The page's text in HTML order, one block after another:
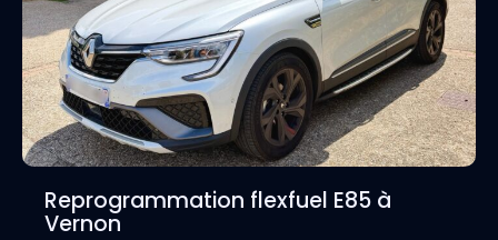
Reprogrammation flexfuel E85 à
Vernon